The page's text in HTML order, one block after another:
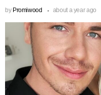
by Promiwood about a year ago